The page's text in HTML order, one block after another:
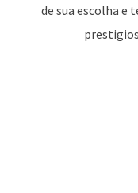
de sua escolha e